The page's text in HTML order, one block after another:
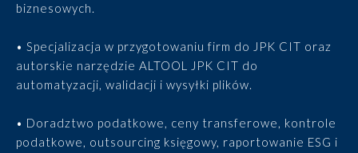
biznesowych.
• Specjalizacja w przygotowaniu firm do JPK CIT oraz
autorskie narzędzie ALTOOL JPK CIT do
automatyzacji, walidacji i wysyłki plików.
• Doradztwo podatkowe, ceny transferowe, kontrole
podatkowe, outsourcing księgowy, raportowanie ESG i